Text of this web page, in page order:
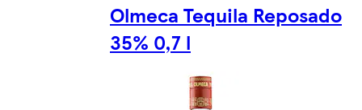
Olmeca Tequila Reposado
35% 0,7 l